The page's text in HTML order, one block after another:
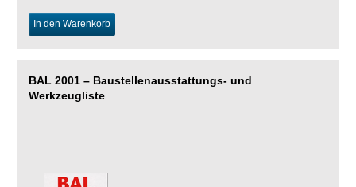
In den Warenkorb
BAL 2001 – Baustellenausstattungs- und
Werkzeugliste